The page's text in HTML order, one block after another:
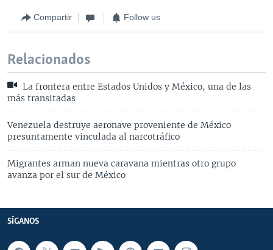
Compartir Follow us
Relacionados
La frontera entre Estados Unidos y México, una de las
más transitadas
Venezuela destruye aeronave proveniente de México
presuntamente vinculada al narcotráfico
Migrantes arman nueva caravana mientras otro grupo
avanza por el sur de México
SÍGANOS